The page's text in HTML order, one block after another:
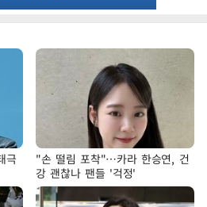
극
"손 떨림 포착"…카라 한승연, 건
강 괜찮나 팬들 '걱정'